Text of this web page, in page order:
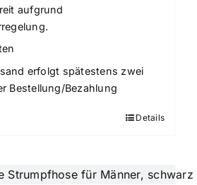
aufgrund
erfolgt spätestens zwei
Bestellung/Bezahlung
Details